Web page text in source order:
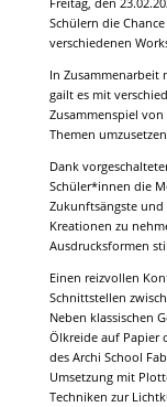
Schülern die
verschiedenen
In Zusammenarbeit
gailt es mit
Zusammenspiel
Themen
Dank
Schüler*innen die
Zukunftsängste
Kreationen zu
Ausdrucksformen
Einen reizvollen
Schnittstellen
Neben klassischen
Ölkreide auf Papier
des Archi School
Umsetzung mit
Techniken zur